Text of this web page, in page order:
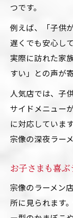
つです。
例えば、「子供
遅くでも安心し
実際に訪れた家
すい」との声が
人気店では、子
サイドメニュー
に対応していま
宗像の深夜ラー
お子さまも喜
宗像のラーメン
所に見られます